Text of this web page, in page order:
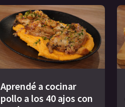
Aprendé a cocinar
pollo a los 40 ajos con